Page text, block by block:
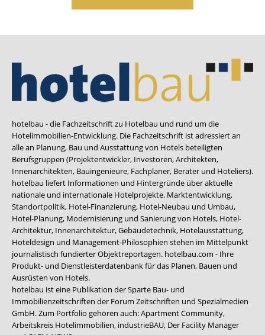
hotelbau - die Fachzeitschrift zu Hotelbau und rund um die
Hotelimmobilien-Entwicklung. Die Fachzeitschrift ist adressiert an
alle an Planung, Bau und Ausstattung von Hotels beteiligten
Berufsgruppen (Projektentwickler, Investoren, Architekten,
Innenarchitekten, Bauingenieure, Fachplaner, Berater und Hoteliers).
hotelbau liefert Informationen und Hintergründe über aktuelle
nationale und internationale Hotelprojekte. Marktentwicklung,
Standortpolitik, Hotel-Finanzierung, Hotel-Neubau und Umbau,
Hotel-Planung, Modernisierung und Sanierung von Hotels, Hotel-
Architektur, Innenarchitektur, Gebäudetechnik, Hotelausstattung,
Hoteldesign und Management-Philosophien stehen im Mittelpunkt
journalistisch fundierter Objektreportagen. hotelbau.com - Ihre
Produkt- und Dienstleisterdatenbank für das Planen, Bauen und
Ausrüsten von Hotels.
hotelbau ist eine Publikation der Sparte Bau- und
Immobilienzeitschriften der Forum Zeitschriften und Spezialmedien
GmbH. Zum Portfolio gehören auch:Apartment Community,
Arbeitskreis Hotelimmobilien, industrieBAU, Der Facility Manager